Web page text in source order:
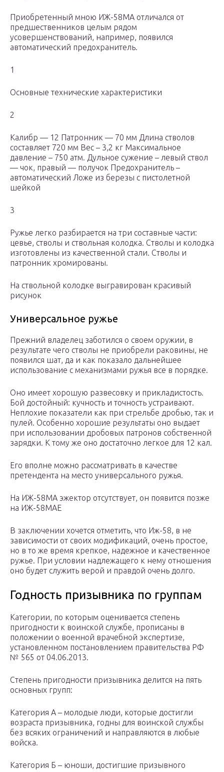
Приобретенный мною ИЖ-58МА отличался от
предшественников целым рядом
усовершенствований, например, появился
автоматический предохранитель.
1
Основные технические характеристики
2
Калибр — 12 Патронник — 70 мм Длина стволов
составляет 720 мм Вес – 3,2 кг Максимальное
давление – 750 атм. Дульное сужение – левый ствол
— чок, правый — получок Предохранитель –
автоматический Ложе из березы с пистолетной
шейкой
3
Ружье легко разбирается на три составные части:
цевье, стволы и ствольная колодка. Стволы и колодка
изготовлены из качественной стали. Стволы и
патронник хромированы.
На ствольной колодке выгравирован красивый
рисунок
Универсальное ружье
Прежний владелец заботился о своем оружии, в
результате чего стволы не приобрели раковины, не
появился шат, да и как показало дальнейшее
использование с механизмами ружья все в порядке.
Оно имеет хорошую развесовку и прикладистость.
Бой достойный: кучность и точность устраивают.
Неплохие показатели как при стрельбе дробью, так и
пулей. Особенно хорошие результаты оно выдает
при использовании дробовых патронов собственной
зарядки. К тому же оно достаточно легкое для 12 кал.
Его вполне можно рассматривать в качестве
претендента на место универсального ружья.
На ИЖ-58МА эжектор отсутствует, он появится позже
на ИЖ-58МАЕ
В заключении хочется отметить, что Иж-58, в не
зависимости от своих модификаций, очень простое,
но в то же время крепкое, надежное и качественное
ружье. При условии надлежащего к нему отношения
оно будет служить верой и правдой очень долго.
Годность призывника по группам
Категории, по которым оценивается степень
пригодности к воинской службе, прописаны в
положении о военной врачебной экспертизе,
установленном постановлением правительства РФ
№ 565 от 04.06.2013.
Степень пригодности призывника делится на пять
основных групп:
Категория А – молодые люди, которые достигли
возраста призывника, годны для воинской службы
без всяких ограничений и направляются в любые
войска.
Категория Б – юноши, достигшие призывного